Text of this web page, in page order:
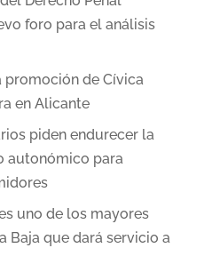
foro para el análisis
promoción de Cívica
en Alicante
piden endurecer la
autonómico para
uno de los mayores
Baja que dará servicio a